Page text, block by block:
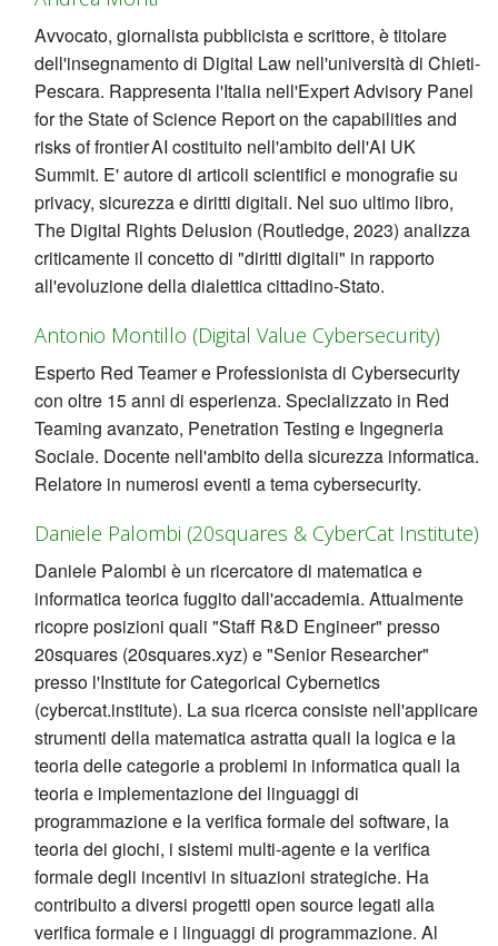
Avvocato, giornalista pubblicista e scrittore, è titolare
dell'insegnamento di Digital Law nell'università di Chieti-
Pescara. Rappresenta l'Italia nell'Expert Advisory Panel
for the State of Science Report on the capabilities and
risks of frontier AI costituito nell'ambito dell'AI UK
Summit. E' autore di articoli scientifici e monografie su
privacy, sicurezza e diritti digitali. Nel suo ultimo libro,
The Digital Rights Delusion (Routledge, 2023) analizza
criticamente il concetto di "diritti digitali" in rapporto
all'evoluzione della dialettica cittadino-Stato.
Antonio Montillo (Digital Value Cybersecurity)
Esperto Red Teamer e Professionista di Cybersecurity
con oltre 15 anni di esperienza. Specializzato in Red
Teaming avanzato, Penetration Testing e Ingegneria
Sociale. Docente nell'ambito della sicurezza informatica.
Relatore in numerosi eventi a tema cybersecurity.
Daniele Palombi (20squares & CyberCat Institute)
Daniele Palombi è un ricercatore di matematica e
informatica teorica fuggito dall'accademia. Attualmente
ricopre posizioni quali "Staff R&D Engineer" presso
20squares (20squares.xyz) e "Senior Researcher"
presso l'Institute for Categorical Cybernetics
(cybercat.institute). La sua ricerca consiste nell'applicare
strumenti della matematica astratta quali la logica e la
teoria delle categorie a problemi in informatica quali la
teoria e implementazione dei linguaggi di
programmazione e la verifica formale del software, la
teoria dei giochi, i sistemi multi-agente e la verifica
formale degli incentivi in situazioni strategiche. Ha
contribuito a diversi progetti open source legati alla
verifica formale e i linguaggi di programmazione. Al